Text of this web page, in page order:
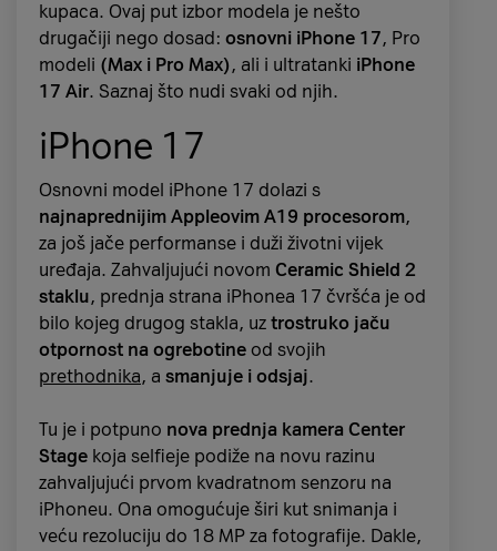
kupaca. Ovaj put izbor modela je nešto
drugačiji nego dosad: osnovni iPhone 17, Pro
modeli (Max i Pro Max) , ali i ultratanki iPhone
17 Air. Saznaj što nudi svaki od njih.
iPhone 17
Osnovni model iPhone 17 dolazi s
najnaprednijim Appleovim A19 procesorom,
za još jače performanse i duži životni vijek
uređaja. Zahvaljujući novom Ceramic Shield 2
staklu, prednja strana iPhonea 17 čvršća je od
bilo kojeg drugog stakla, uz trostruko jaču
otpornost na ogrebotine od svojih
prethodnika, a smanjuje i odsjaj.
Tu je i potpuno nova prednja kamera Center
Stage koja selfieje podiže na novu razinu
zahvaljujući prvom kvadratnom senzoru na
iPhoneu. Ona omogućuje širi kut snimanja i
veću rezoluciju do 18 MP za fotografije. Dakle,